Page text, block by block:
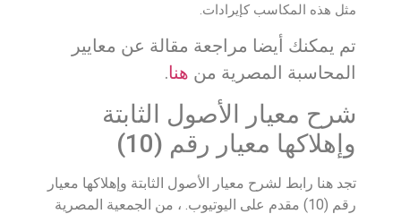
مثل هذه المكاسب كإيرادات.
تم يمكنك أيضا مراجعة مقالة عن معايير
المحاسبة المصرية من هنا.
شرح معيار الأصول الثابتة
وإهلاكها معيار رقم (10)
تجد هنا رابط لشرح معيار الأصول الثابتة وإهلاكها معيار
رقم (10) مقدم على اليوتيوب. ، من الجمعية المصرية